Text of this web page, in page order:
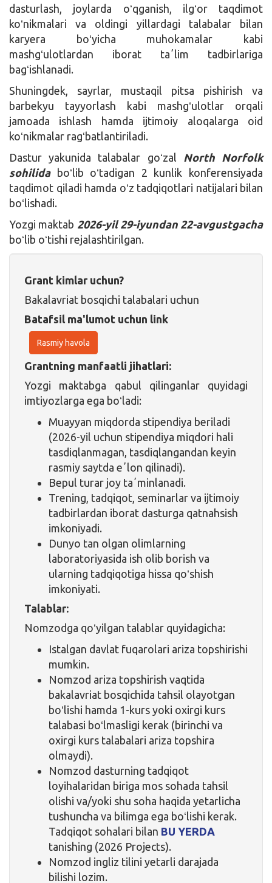
dasturlash, joylarda oʻqganish, ilgʻor taqdimot
koʻnikmalari va oldingi yillardagi talabalar bilan
karyera boʻyicha muhokamalar kabi
mashgʻulotlardan iborat taʼlim tadbirlariga
bagʻishlanadi.
Shuningdek, sayrlar, mustaqil pitsa pishirish va
barbekyu tayyorlash kabi mashgʻulotlar orqali
jamoada ishlash hamda ijtimoiy aloqalarga oid
koʻnikmalar ragʻbatlantiriladi.
Dastur yakunida talabalar goʻzal
North Norfolk
sohilidaboʻlib oʻtadigan 2 kunlik konferensiyada
taqdimot qiladi hamda oʻz tadqiqotlari natijalari bilan
boʻlishadi.
Yozgi maktab 2026-yil 29-iyundan 22-avgustgacha
boʻlib oʻtishi rejalashtirilgan.
Grant kimlar uchun?
Bakalavriat bosqichi talabalari uchun
Batafsil ma'lumot uchun link
Rasmiy havola
Grantning manfaatli jihatlari:
Yozgi maktabga qabul qilinganlar quyidagi
imtiyozlarga ega boʻladi:
Muayyan miqdorda stipendiya beriladi
(2026-yil uchun stipendiya miqdori hali
tasdiqlanmagan, tasdiqlangandan keyin
rasmiy saytda eʼlon qilinadi).
Bepul turar joy taʼminlanadi.
Trening, tadqiqot, seminarlar va ijtimoiy
tadbirlardan iborat dasturga qatnahsish
imkoniyadi.
Dunyo tan olgan olimlarning
laboratoriyasida ish olib borish va
ularning tadqiqotiga hissa qoʻshish
imkoniyati.
Talablar:
Nomzodga qoʻyilgan talablar quyidagicha:
Istalgan davlat fuqarolari ariza topshirishi
mumkin.
Nomzod ariza topshirish vaqtida
bakalavriat bosqichida tahsil olayotgan
boʻlishi hamda 1-kurs yoki oxirgi kurs
talabasi boʻlmasligi kerak (birinchi va
oxirgi kurs talabalari ariza topshira
olmaydi).
Nomzod dasturning tadqiqot
loyihalaridan biriga mos sohada tahsil
olishi va/yoki shu soha haqida yetarlicha
tushuncha va bilimga ega boʻlishi kerak.
Tadqiqot sohalari bilan BU YERDA
tanishing (2026 Projects).
Nomzod ingliz tilini yetarli darajada
bilishi lozim.